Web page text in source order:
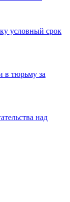
условный срок
в тюрьму за
над